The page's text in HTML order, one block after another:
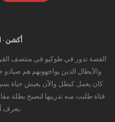
أكشن
والأبطال الذين يواجهونهم هم
كان يعمل كبطل والآن يعيش حياة
فتاة طلبت منه تدريبها لتصبح بطلة
يعرف أنه أصبح متورطا في شيء أكبر بكثير.